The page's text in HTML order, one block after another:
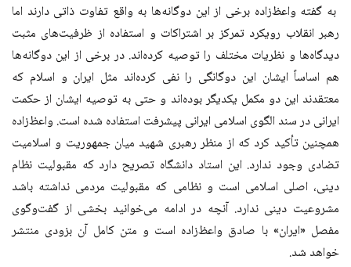
به گفته واعظ‌زاده برخی از این دوگانه‌ها به واقع تفاوت ذاتی دارند اما
رهبر انقلاب رویکرد تمرکز بر اشتراکات و استفاده از ظرفیت‌های مثبت
دیدگاه‌ها و نظریات مختلف را توصیه کرده‌اند. در برخی از این دوگانه‌ها
هم اساساً ایشان این دوگانگی را نفی کرده‌اند مثل ایران و اسلام که
معتقدند این دو مکمل یکدیگر بوده‌اند و حتی به توصیه ایشان از حکمت
ایرانی در سند الگوی اسلامی ایرانی پیشرفت استفاده شده است. واعظ‌زاده
همچنین تأکید کرد که از منظر رهبری شهید میان جمهوریت و اسلامیت
تضادی وجود ندارد. این استاد دانشگاه تصریح دارد که مقبولیت نظام
دینی، اصلی اسلامی است و نظامی که مقبولیت مردمی نداشته باشد
مشروعیت دینی ندارد. آنچه در ادامه می‌خوانید بخشی از گفت‌و‌گوی
مفصل «ایران» با صادق واعظ‌زاده است و متن کامل آن بزودی منتشر
خواهد شد.